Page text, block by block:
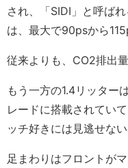
され、「SIDI」と呼ば
は、最大で90psから
従来よりも、CO2排出
もう一方の1.4リッター
レードに搭載されてい
ッチ好きには見逃せない
足まわりはフロントが